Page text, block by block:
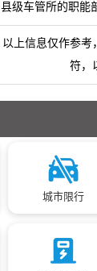
县级车管所的职能
以上信息仅作参考
符，
城市限行